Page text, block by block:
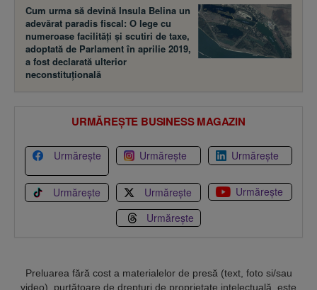
Cum urma să devină Insula Belina un
adevărat paradis fiscal: O lege cu
numeroase facilităţi şi scutiri de taxe,
adoptată de Parlament în aprilie 2019,
a fost declarată ulterior
neconstituţională
URMĂREȘTE BUSINESS MAGAZIN
Urmărește Urmărește Urmărește
Urmărește Urmărește
Urmărește
Urmărește
Preluarea fără cost a materialelor de presă (text, foto si/sau
video), purtătoare de drepturi de proprietate intelectuală, este